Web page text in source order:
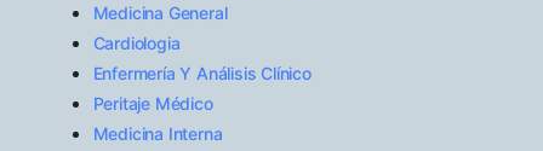
Medicina General
Cardiologia
Enfermería Y Análisis Clínico
Peritaje Médico
Medicina Interna